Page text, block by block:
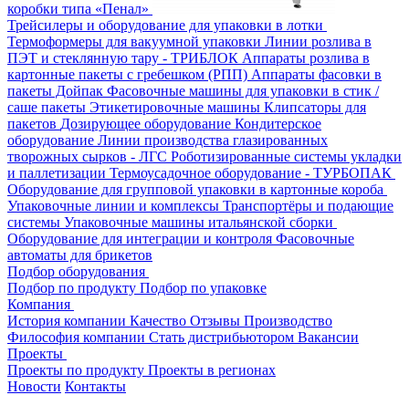
коробки типа «Пенал»
Трейсилеры и оборудование для упаковки в лотки
Термоформеры для вакуумной упаковки Линии розлива в
ПЭТ и стеклянную тару - ТРИБЛОК Аппараты розлива в
картонные пакеты с гребешком (РПП) Аппараты фасовки в
пакеты Дойпак Фасовочные машины для упаковки в стик /
саше пакеты Этикетировочные машины Клипсаторы для
пакетов Дозирующее оборудование Кондитерское
оборудование Линии производства глазированных
творожных сырков - ЛГС Роботизированные системы укладки
и паллетизации Термоусадочное оборудование - ТУРБОПАК
Оборудование для групповой упаковки в картонные короба
Упаковочные линии и комплексы Транспортёры и подающие
системы Упаковочные машины итальянской сборки
Оборудование для интеграции и контроля Фасовочные
автоматы для брикетов
Подбор оборудования
Подбор по продукту Подбор по упаковке
Компания
История компании Качество Отзывы Производство
Философия компании Стать дистрибьютором Вакансии
Проекты
Проекты по продукту Проекты в регионах
Новости Контакты